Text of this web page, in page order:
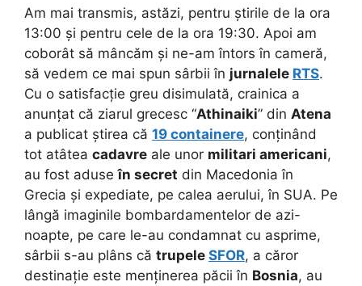
Am mai transmis, astăzi, pentru știrile de la ora
13:00 și pentru cele de la ora 19:30. Apoi am
coborât să mâncăm și ne-am întors în cameră,
să vedem ce mai spun sârbii în jurnalele RTS.
Cu o satisfacție greu disimulată, crainica a
anunțat că ziarul grecesc “Athinaiki” din Atena
a publicat știrea că 19 containere, conținând
tot atâtea cadavre ale unor militari americani,
au fost aduseîn secret din Macedonia în
Grecia și expediate, pe calea aerului, în SUA. Pe
lângă imaginile bombardamentelor de azi-
noapte, pe care le-au condamnat cu asprime,
sârbii s-au plâns că trupele SFOR, a căror
destinație este menținerea păcii în Bosnia, au